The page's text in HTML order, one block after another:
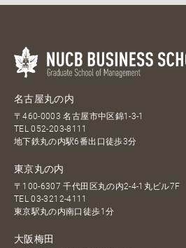
名古屋丸の内
〒460-0003 名古屋市中区錦1-3-1
TEL052-203-8111
地下鉄丸の内駅6番出口徒歩3分
東京丸の内
〒100-6307 千代田区丸の内2-4-1丸ビル7F
TEL03-3212-4111
東京駅丸の内南口徒歩1分
大阪梅田